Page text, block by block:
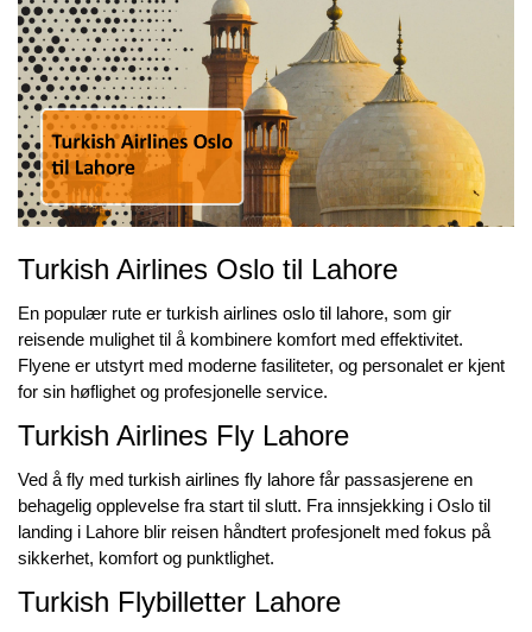
Turkish Airlines Oslo til Lahore
En populær rute er turkish airlines oslo til lahore, som gir
reisende mulighet til å kombinere komfort med effektivitet.
Flyene er utstyrt med moderne fasiliteter, og personalet er kjent
for sin høflighet og profesjonelle service.
Turkish Airlines Fly Lahore
Ved å fly med turkish airlines fly lahore får passasjerene en
behagelig opplevelse fra start til slutt. Fra innsjekking i Oslo til
landing i Lahore blir reisen håndtert profesjonelt med fokus på
sikkerhet, komfort og punktlighet.
Turkish Flybilletter Lahore